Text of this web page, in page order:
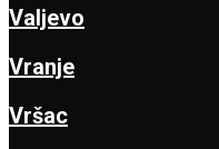
Valjevo
Vranje
Vršac